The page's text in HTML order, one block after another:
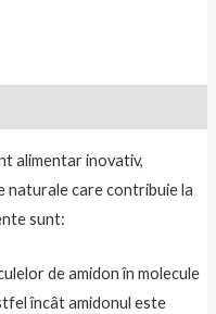
alimentar inovativ,
naturale care contribuie la
sunt:
de amidon în molecule
încât amidonul este